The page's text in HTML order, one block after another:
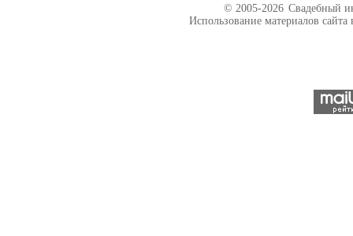
© 2005-2026 Свадебный
Использование материалов